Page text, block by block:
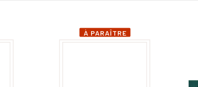
À PARAÎTRE